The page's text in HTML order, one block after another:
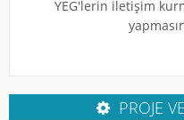
YEG'lerin iletişim
PROJE